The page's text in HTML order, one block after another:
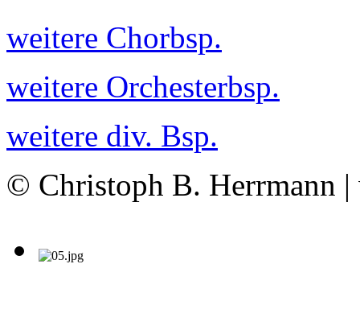
weitere Chorbsp.
weitere Orchesterbsp.
weitere div. Bsp.
© Christoph B. Herrmann